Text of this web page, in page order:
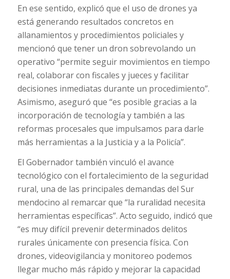
En ese sentido, explicó que el uso de drones ya
está generando resultados concretos en
allanamientos y procedimientos policiales y
mencionó que tener un dron sobrevolando un
operativo “permite seguir movimientos en tiempo
real, colaborar con fiscales y jueces y facilitar
decisiones inmediatas durante un procedimiento”.
Asimismo, aseguró que “es posible gracias a la
incorporación de tecnología y también a las
reformas procesales que impulsamos para darle
más herramientas a la Justicia y a la Policía”.
El Gobernador también vinculó el avance
tecnológico con el fortalecimiento de la seguridad
rural, una de las principales demandas del Sur
mendocino al remarcar que “la ruralidad necesita
herramientas específicas”. Acto seguido, indicó que
“es muy difícil prevenir determinados delitos
rurales únicamente con presencia física. Con
drones, videovigilancia y monitoreo podemos
llegar mucho más rápido y mejorar la capacidad